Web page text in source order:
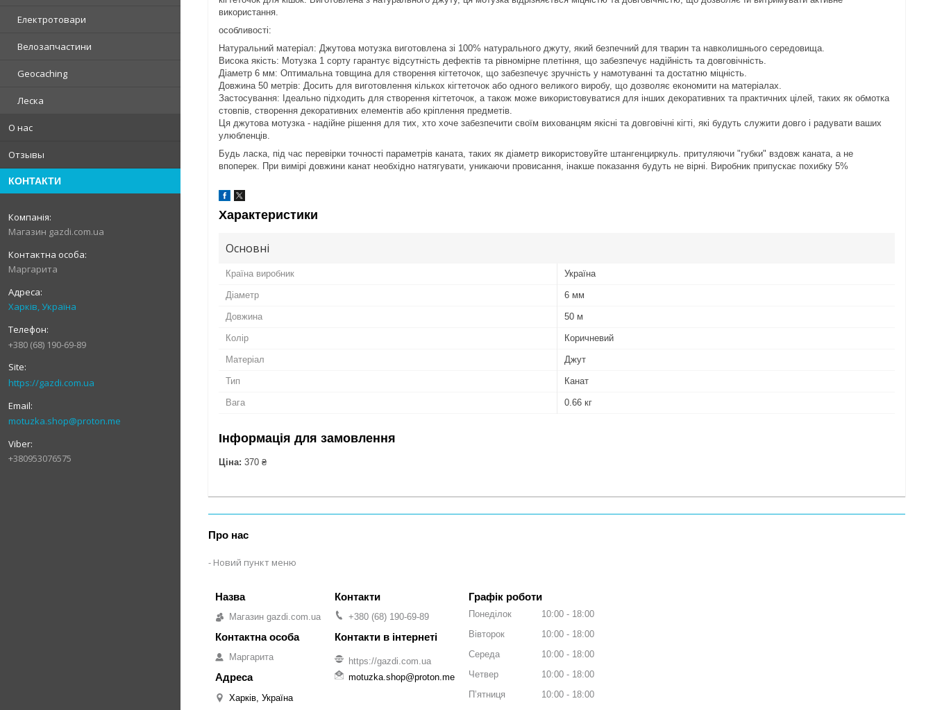
Електротовари
Велозапчастини
Geocaching
Леска
О нас
Отзывы
КОНТАКТИ
Магазин gazdi.com.ua
Маргарита
Харків, Україна
+380 (68) 190-69-89
https://gazdi.com.ua
motuzka.shop@proton.me
+380953076575
використання.
особливості:
Натуральний матеріал: Джутова мотузка виготовлена ​​зі 100% натурального джуту, який безпечний для тварин та навколишнього середовища.
Висока якість: Мотузка 1 сорту гарантує відсутність дефектів та рівномірне плетіння, що забезпечує надійність та довговічність.
Діаметр 6 мм: Оптимальна товщина для створення кігтеточок, що забезпечує зручність у намотуванні та достатню міцність.
Довжина 50 метрів: Досить для виготовлення кількох кігтеточок або одного великого виробу, що дозволяє економити на матеріалах.
Застосування: Ідеально підходить для створення кігтеточок, а також може використовуватися для інших декоративних та практичних цілей, таких як обмотка
стовпів, створення декоративних елементів або кріплення предметів.
Ця джутова мотузка - надійне рішення для тих, хто хоче забезпечити своїм вихованцям якісні та довговічні кігті, які будуть служити довго і радувати ваших
улюбленців.
Будь ласка, під час перевірки точності параметрів каната, таких як діаметр використовуйте штангенциркуль. притуляючи "губки" вздовж каната, а не
впоперек. При вимірі довжини канат необхідно натягувати, уникаючи провисання, інакше показання будуть не вірні. Виробник припускає похибку 5%
Характеристики
Основні
Країна виробник Україна
Діаметр 6 мм
Довжина 50 м
Колір Коричневий
Матеріал Джут
Тип Канат
Вага 0.66 кг
Інформація для замовлення
Ціна: 370 ₴
Про нас
Новий пункт меню
Магазин gazdi.com.ua
Маргарита
Харків, Україна
+380 (68) 190-69-89
https://gazdi.com.ua
motuzka.shop@proton.me
Графік роботи
Понеділок 10:00
18:00
Вівторок
10:00
18:00
Середа
10:00
18:00
Четвер
10:00
18:00
Пʼятниця
10:00
18:00